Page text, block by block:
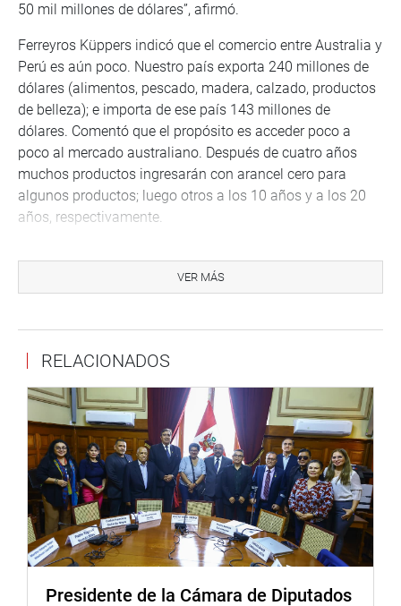
50 mil millones de dólares”, afirmó.
Ferreyros Küppers indicó que el comercio entre Australia y
Perú es aún poco. Nuestro país exporta 240 millones de
dólares (alimentos, pescado, madera, calzado, productos
de belleza); e importa de ese país 143 millones de
dólares. Comentó que el propósito es acceder poco a
poco al mercado australiano. Después de cuatro años
muchos productos ingresarán con arancel cero para
algunos productos; luego otros a los 10 años y a los 20
años, respectivamente.
conjuntos. Se busca fomentar un mayor trato del
comercio. El 96% de los productos que se exportan,
podrá ingresar en un plazo de 4 años de la puesta en
productos peruanos estarán con arancel 0, menos los
carros. Las paltas, uvas, espárragos, alimentos para
animales, ingresarán libres de aranceles, añadió.
Detalló que en Australia una palta peruana cuesta 7
dólares australianos o 5 dólares americanos. Los
productos peruanos entrarán en 4 años a Australia. Perú
abre el 93% de cero arancel que se importe de Australia.
Se va proteger las inversiones que se realicen en
Australia.
VER MÁS
RELACIONADOS
Presidente de la Cámara de Diputados